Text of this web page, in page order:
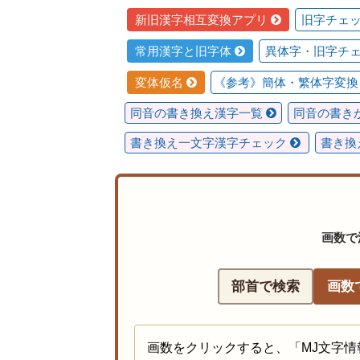
新旧漢字相互変換アプリ 旧字チェ
常用漢字と旧字体 異体字・旧字チ
変体仮名 《参考》簡体・繁体字変
同音の書き換え漢字一覧 同音の書き
書き換え一文字漢字チェック 書き
画数
部首で検索 画数
画数をクリックすると、「MJ文字